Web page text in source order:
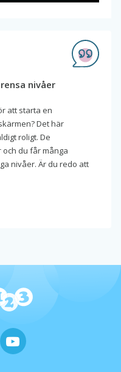
nivåer
att starta en
Det här
roligt. De
du får många
nivåer. Är du redo att